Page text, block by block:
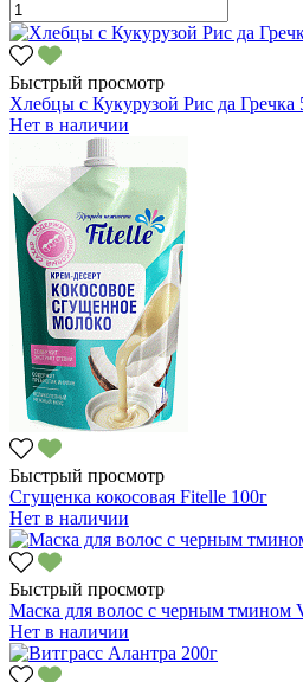
Быстрый просмотр
Хлебцы с Кукурузой Рис да Гречка
Нет в наличии
Быстрый просмотр
Сгущенка кокосовая Fitelle 100г
Нет в наличии
Быстрый просмотр
Маска для волос с черным тмином
Нет в наличии